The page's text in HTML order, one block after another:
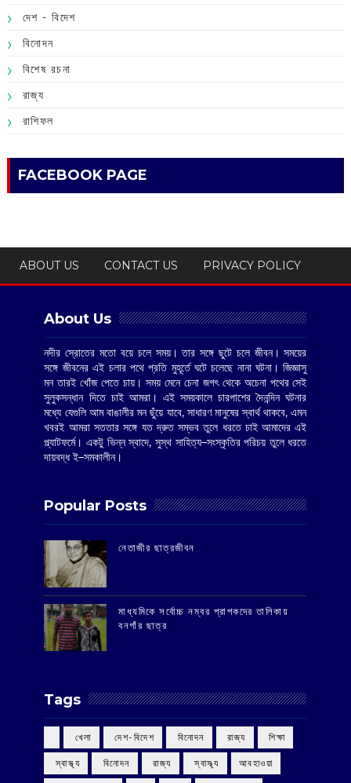
দেশ - বিদেশ
বিনোদন
বিশেষ রচনা
রাজ্য
রাশিফল
FACEBOOK PAGE
ABOUT US CONTACT US PRIVACY POLICY
About Us
নদীর স্রোতের মতো বয়ে চলে সময়। তার সঙ্গে ছুটে চলে জীবন। সময়ের
সঙ্গে জীবনের এই চলার পথে প্রতি মুহূর্তে ঘটে চলেছে নানা ঘটনা। জিজ্ঞাসু
মন তারই খোঁজ পেতে চায়। সময় মেনে চেনা জগৎ থেকে অচেনা পথের সেই
সুলুকসন্ধান দিতে চাই আমরা। এই সময়কালে চারপাশের দৈনন্দিন ঘটনার
মধ্যে যেগুলি আম বাঙালীর মন ছুঁয়ে যাবে, সাধারণ মানুষের স্বার্থ থাকবে, এমন
খবরই আমরা সততার সঙ্গে যত দ্রুত সম্ভব তুলে ধরতে চাই আমাদের এই
প্ল্যাটফর্মে। একটু ভিন্ন স্বাদে, সুস্থ সাহিত্য–সংস্কৃতির পরিচয় তুলে ধরতে
দায়বদ্ধ ই–সমকালীন।
Popular Posts
‌নেতাজীর ছাত্রজীবন
মাধ্যমিকে সর্বোচ্চ নম্বর প্রাপকদের তালিকায়
বনগাঁর ছাত্র
Tags
‌ খেলা ‌ দেশ-বিদেশ ‌ বিনোদন ‌ রাজ্য ‌ শিক্ষা
‌ স্বাস্থ্য ‌ বিনোদন ‌ রাজ্য ‌ স্বাস্থ্য আবহাওয়া